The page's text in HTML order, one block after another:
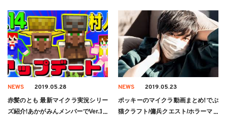
NEWS 2019.05.28
赤髪のとも 最新マイクラ実況シリー
ズ紹介!あかがみんメンバーでVer.1.1
NEWS 2019.05.23
ポッキーのマイクラ動画まとめ!でぶ
猫クラフト/傭兵クエスト/ホラーマッ